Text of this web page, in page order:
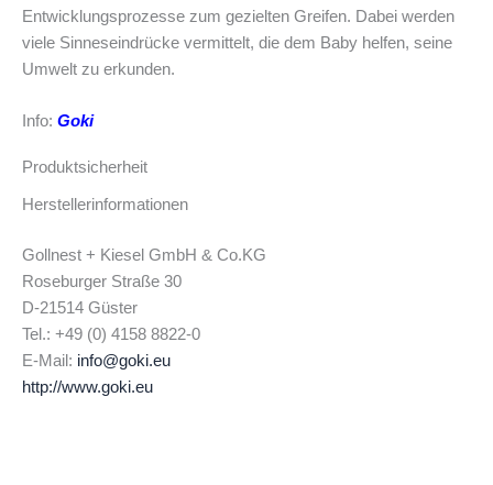
Entwicklungsprozesse zum gezielten Greifen. Dabei werden
viele Sinneseindrücke vermittelt, die dem Baby helfen, seine
Umwelt zu erkunden.
Info: Goki
Produktsicherheit
Herstellerinformationen
Gollnest + Kiesel GmbH & Co.KG
Roseburger Straße 30
D-21514 Güster
Tel.: +49 (0) 4158 8822-0
E-Mail: info@goki.eu
http://www.goki.eu